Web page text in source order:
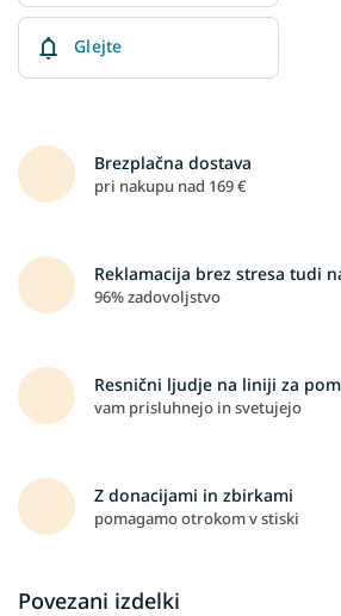
Glejte
Brezplačna dostava
pri nakupu nad 169 €
Reklamacija brez stresa tudi
96% zadovoljstvo
Resnični ljudje na liniji za
vam prisluhnejo in svetujejo
Z donacijami in zbirkami
pomagamo otrokom v stiski
Povezani izdelki